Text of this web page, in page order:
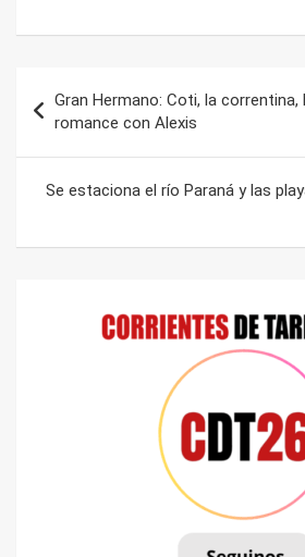
de
entradas
Gran Hermano: Coti, la correntina,
romance con Alexis
Se estaciona el río Paraná y las